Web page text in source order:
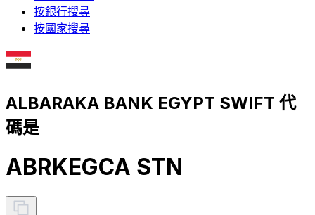
按銀行搜尋
按國家搜尋
ALBARAKA BANK EGYPT SWIFT 代
碼是
ABRKEGCA STN